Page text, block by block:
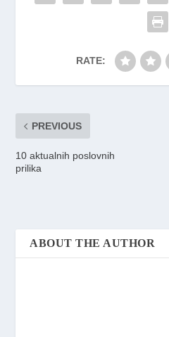
RATE:
PREVIOUS
10 aktualnih poslovnih
prilika
ABOUT THE AUTHOR